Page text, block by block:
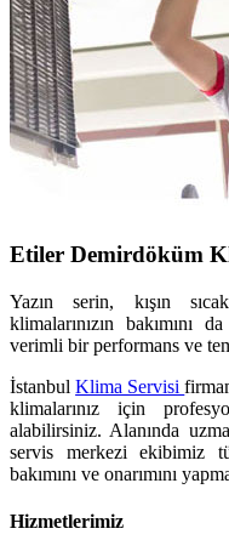
Etiler Demirdöküm
Yazın serin, kışın
klimalarınızın bakımını
verimli bir performans ve
İstanbulKlima Servisi
klimalarınız için
alabilirsiniz. Alanında
servis merkezi ekibimiz
bakımını ve onarımını
Hizmetlerimiz